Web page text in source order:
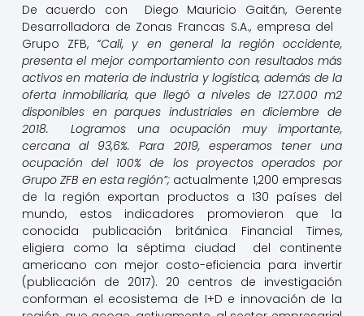
De acuerdo con Diego Mauricio Gaitán, Gerente
Desarrolladora de Zonas Francas S.A., empresa del
Grupo ZFB, “Cali, y en general la región occidente,
presenta el mejor comportamiento con resultados más
activos en materia de industria y logística, además de la
oferta inmobiliaria, que llegó a niveles de 127.000 m2
disponibles en parques industriales en diciembre de
2018. Logramos una ocupación muy importante,
cercana al 93,6%. Para 2019, esperamos tener una
ocupación del 100% de los proyectos operados por
Grupo ZFB en esta región”; actualmente 1,200 empresas
de la región exportan productos a 130 países del
mundo, estos indicadores promovieron que la
conocida publicación británica Financial Times,
eligiera como la séptima ciudad del continente
americano con mejor costo-eficiencia para invertir
(publicación de 2017). 20 centros de investigación
conforman el ecosistema de I+D e innovación de la